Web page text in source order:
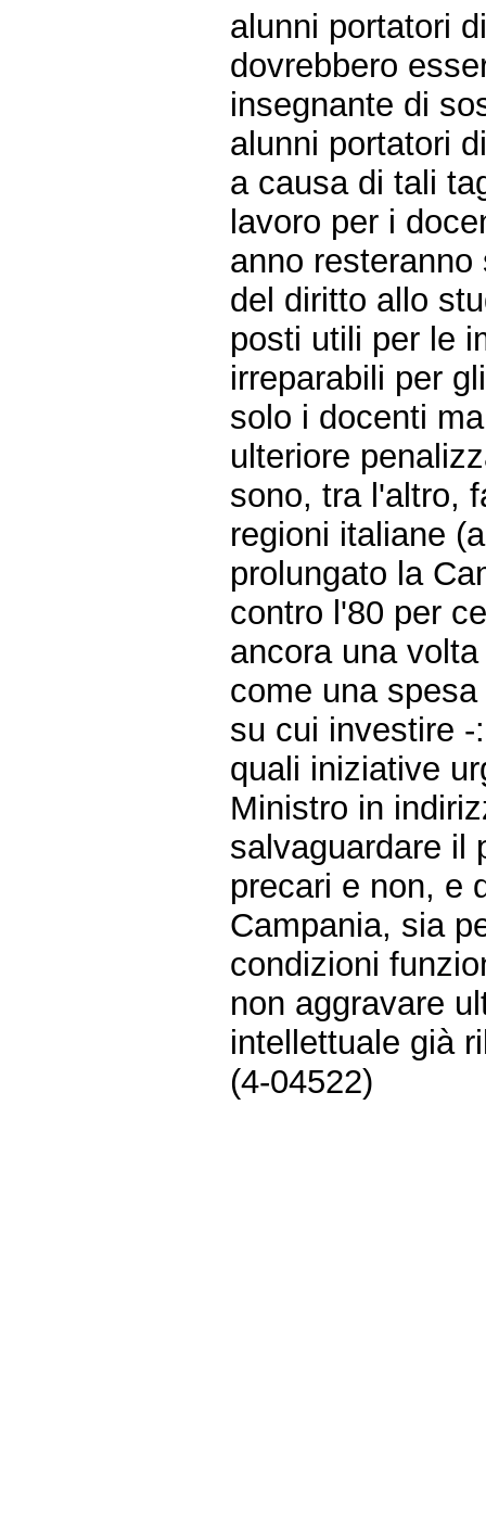
alunni portatori
dovrebbero
insegnante di
alunni portatori
a causa di tali
lavoro per i
anno
del diritto allo
posti utili per le
irreparabili per
solo i docenti
ulteriore
sono, tra l'altro,
regioni italiane
prolungato la
contro l'80 per
ancora una
come una
su cui investire -:
quali iniziative
Ministro in
salvaguardare il
precari e non, e
Campania, sia
condizioni
non aggravare
intellettuale già
(4-04522)